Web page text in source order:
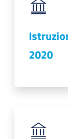
2020